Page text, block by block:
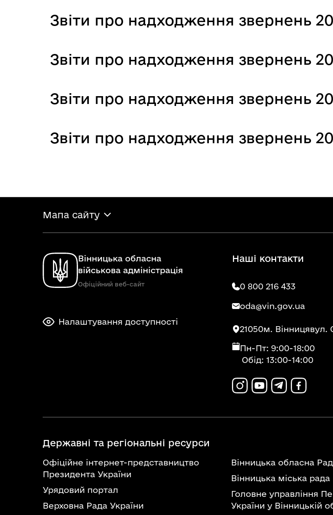
Звіти про надходження звернень
Звіти про надходження звернень
Звіти про надходження звернень
Звіти про надходження звернень
Мапа сайту
Вінницька обласна
військова адміністрація
Офіційний веб-сайт
Налаштування доступності
Наші контакти
0 800 216 433
oda@vin.gov.ua
21050м. Вінницявул.
Пн-Пт: 9:00-18:00
Обід: 13:00-14:00
Державні та регіональні ресурси
Офіційне інтернет-представництво
Президента України
Урядовий портал
Верховна Рада України
Вінницька обласна
Вінницька міська рада
Головне управління
України у Вінницькій